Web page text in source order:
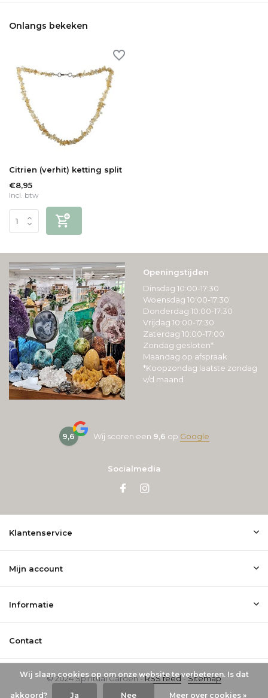
Onlangs bekeken
Citrien (verhit) ketting split
€8,95
Incl. btw
Openingstijden
Dinsdag 10:00-17:30
Woensdag 10:00-17:30
Donderdag 10:00-17:30
Vrijdag 10:00-17:30
Zaterdag 10:00-17:00
Zondag gesloten*
Maandag op afspraak
*Koopzondag laatste zondag
v/d maand
9,6 Wij scoren een 9,6 op Google
Socialmedia
Klantenservice
Mijn account
Informatie
Contact
© 2024 Spiritual Garden -RSS feed-Sitemap
Wij slaan cookies op om onze website te verbeteren. Is dat
akkoord? Ja Nee Meer over cookies »